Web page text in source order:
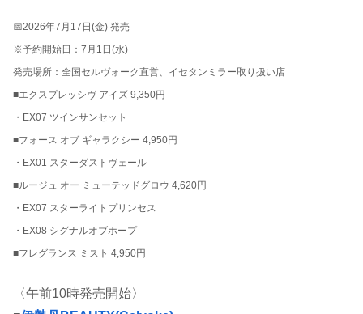
📅2026年7月17日(金) 発売
※予約開始日：7月1日(水)
発売場所：全国セルヴォーク直営、イセタンミラー取り扱い店
■エクスプレッシヴ アイズ 9,350円
・EX07 ツインサンセット
■フォース オブ ギャラクシー 4,950円
・EX01 スターダストヴェール
■ルージュ オー ミューテッドグロウ 4,620円
・EX07 スターライトプリンセス
・EX08 シグナルオブホープ
■フレグランス ミスト 4,950円
〈午前10時発売開始〉